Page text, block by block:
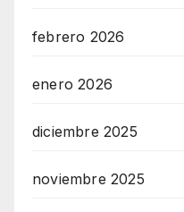
febrero 2026
enero 2026
diciembre 2025
noviembre 2025